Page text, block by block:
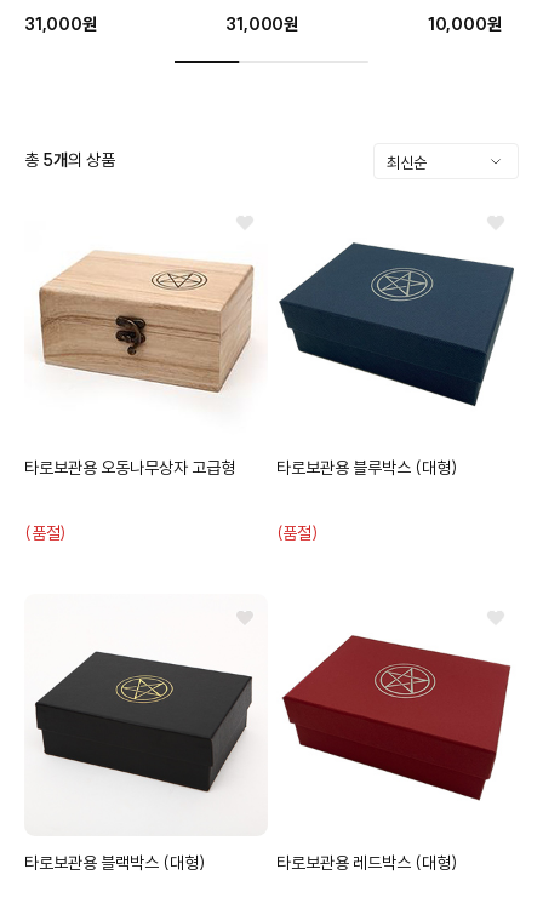
31,000원
31,000원
10,000원
총 5개의 상품
타로보관용 오동나무상자 고급형
(품절)
타로보관용 블루박스 (대형)
(품절)
타로보관용 블랙박스 (대형) 타로보관용 레드박스 (대형)